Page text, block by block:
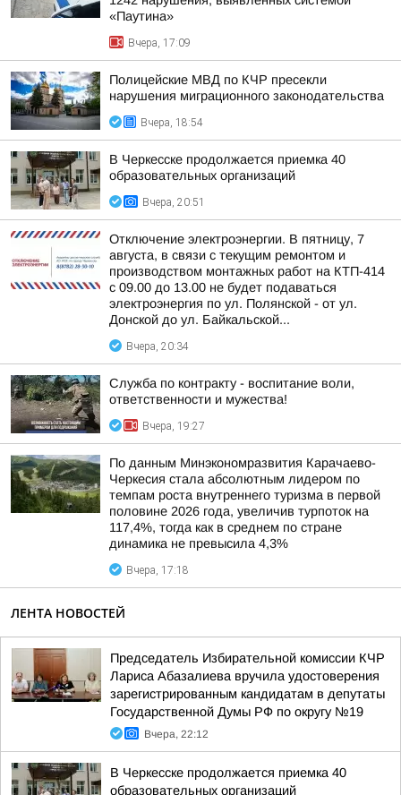
«Паутина»
Вчера, 17:09
Полицейские МВД по КЧР пресекли
нарушения миграционного законодательства
Вчера, 18:54
В Черкесске продолжается приемка 40
образовательных организаций
Вчера, 20:51
Отключение электроэнергии. В пятницу, 7
августа, в связи с текущим ремонтом и
производством монтажных работ на КТП-414
с 09.00 до 13.00 не будет подаваться
электроэнергия по ул. Полянской - от ул.
Донской до ул. Байкальской...
Вчера, 20:34
Служба по контракту - воспитание воли,
ответственности и мужества!
Вчера, 19:27
По данным Минэкономразвития Карачаево-
Черкесия стала абсолютным лидером по
темпам роста внутреннего туризма в первой
половине 2026 года, увеличив турпоток на
117,4%, тогда как в среднем по стране
динамика не превысила 4,3%
Вчера, 17:18
ЛЕНТА НОВОСТЕЙ
Председатель Избирательной комиссии КЧР
Лариса Абазалиева вручила удостоверения
зарегистрированным кандидатам в депутаты
Государственной Думы РФ по округу №19
Вчера, 22:12
В Черкесске продолжается приемка 40
образовательных организаций